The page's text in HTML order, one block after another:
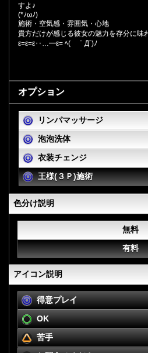
すよ♪
(*ﾉωﾉ)
施術・空気感・雰囲気・心地
貴方だけが感じる彼女の魅力を存分に味
ε=ε=ε‥…━ε= ﾍ( ｀Д´)ﾉ
オプション
リンパマッサージ
泡泡洗体
衣装チェンジ
王様(３Ｐ)施術
色分け説明
無料
有料
アイコン説明
得意プレイ
OK
苦手